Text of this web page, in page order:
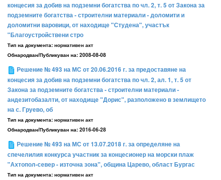
концесия за добив на подземни богатства по чл. 2, т. 5 от Закона за
подземните богатства - строителни материали - доломити и
доломитни варовици, от находище "Студена", участък
"Благоустройствени стро
Тип на документа: нормативен акт
Обнародван/Публикуван на: 2008-08-08
Решение № 493 на МС от 20.06.2016 г. за предоставяне на
концесия за добив на подземни богатства по чл. 2, ал. 1, т. 5 от
Закона за подземните богатства - строителни материали -
андезитобазалти, от находище "Дорис", разположено в землището
на с. Груево, об
Тип на документа: нормативен акт
Обнародван/Публикуван на: 2016-06-28
Решение № 493 на МС от 13.07.2018 г. за определяне на
спечелилия конкурса участник за концесионер на морски плаж
"Ахтопол-север - източна зона", община Царево, област Бургас
Тип на документа: нормативен акт